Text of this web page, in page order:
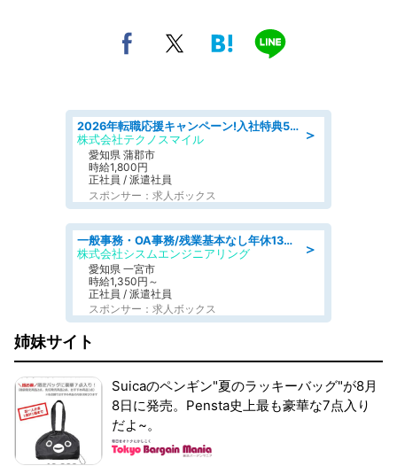
＞
2026年転職応援キャンペーン!入社特典58万円/デンソーで働こう!自動車工場で小型部品の検査業務 denso aichi
株式会社テクノスマイル
愛知県 蒲郡市
時給1,800円
正社員 / 派遣社員
スポンサー：求人ボックス
＞
一般事務・OA事務/残業基本なし年休130日社保完備の一般・調達事務
株式会社シスムエンジニアリング
愛知県 一宮市
時給1,350円～
正社員 / 派遣社員
スポンサー：求人ボックス
姉妹サイト
Suicaのペンギン"夏のラッキーバッグ"が8月
8日に発売。Pensta史上最も豪華な7点入り
だよ~。